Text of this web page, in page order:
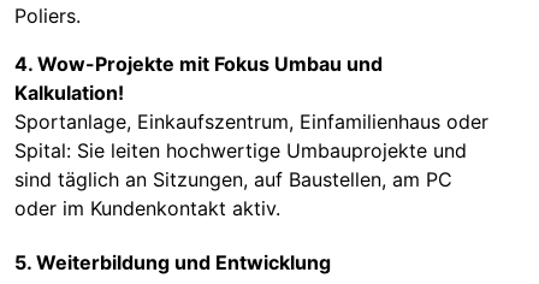
Poliers.
4. Wow-Projekte mit Fokus Umbau und
Kalkulation!
Sportanlage, Einkaufszentrum, Einfamilienhaus oder
Spital: Sie leiten hochwertige Umbauprojekte und
sind täglich an Sitzungen, auf Baustellen, am PC
oder im Kundenkontakt aktiv.
5. Weiterbildung und Entwicklung